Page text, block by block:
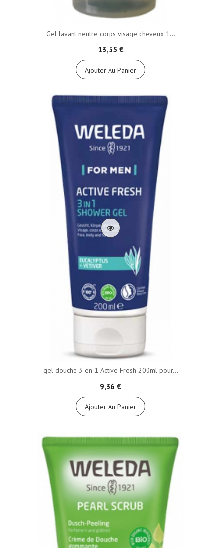
Gel lavant neutre corps visage cheveux 1...
13,55 €
Ajouter Au Panier
gel douche 3 en 1 Active Fresh 200ml pour...
9,36 €
Ajouter Au Panier